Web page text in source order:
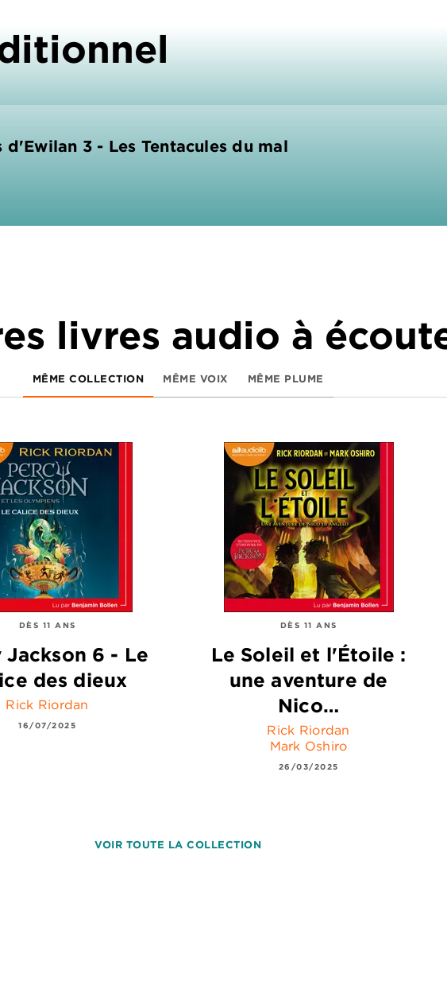
d'Ewilan 3 - Les Tentacules du mal
livres audio à
MÊME COLLECTION MÊME VOIX MÊME PLUME
DÈS 11 ANS
Jackson 6 - Le
des dieux
Rick Riordan
16/07/2025
DÈS 11 ANS
Le Soleil et l'Étoile :
une aventure de
Nico…
Rick Riordan
Mark Oshiro
26/03/2025
VOIR TOUTE LA COLLECTION